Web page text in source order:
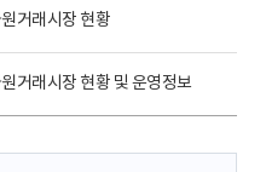
거래시장 현황
거래시장 현황 및 운영정보